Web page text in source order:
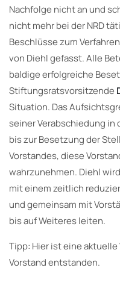
Nachfolge nicht an und
nicht mehr bei der NRD
Beschlüsse zum
von Diehl gefasst. Alle
baldige erfolgreiche
Stiftungsratsvorsitzende
Situation. Das
seiner Verabschiedung in
bis zur Besetzung der
Vorstandes, diese
wahrzunehmen. Diehl
mit einem zeitlich
und gemeinsam mit
bis auf Weiteres leiten.
Tipp: Hier ist eine aktuelle
Vorstand entstanden.